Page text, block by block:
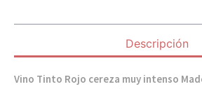
Descripción
Vino Tinto Rojo cereza muy intenso